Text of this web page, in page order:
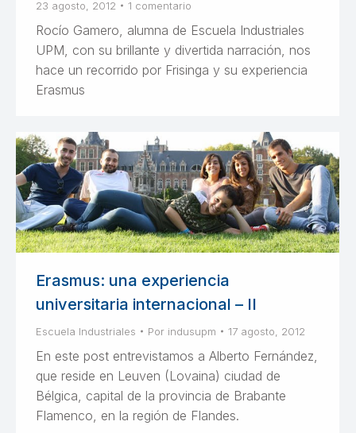
23 agosto, 2012
1 comentario
Rocío Gamero, alumna de Escuela Industriales
UPM, con su brillante y divertida narración, nos
hace un recorrido por Frisinga y su experiencia
Erasmus
Erasmus: una experiencia
universitaria internacional – II
Escuela Industriales Por indusupm 17 agosto, 2012
En este post entrevistamos a Alberto Fernández,
que reside en Leuven (Lovaina) ciudad de
Bélgica, capital de la provincia de Brabante
Flamenco, en la región de Flandes.